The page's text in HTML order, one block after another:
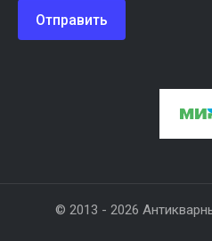
Отправить
© 2013 - 2026